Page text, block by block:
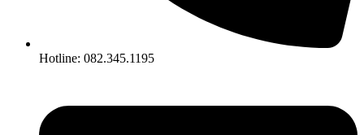
Hotline: 082.345.1195